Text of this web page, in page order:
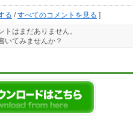
る /すべてのコメントを見る ]
トはまだありません。
いてみませんか？